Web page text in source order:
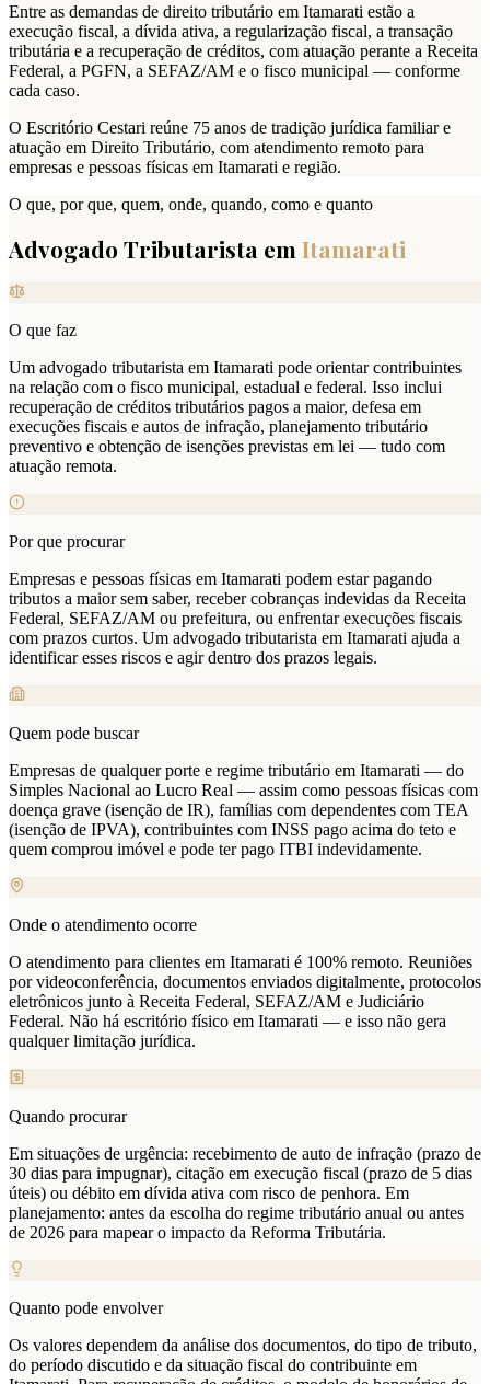
Entre as demandas de direito tributário em Itamarati estão a
execução fiscal, a dívida ativa, a regularização fiscal, a transação
tributária e a recuperação de créditos, com atuação perante a Receita
Federal, a PGFN, a SEFAZ/AM e o fisco municipal — conforme
cada caso.
O Escritório Cestari reúne 75 anos de tradição jurídica familiar e
atuação em Direito Tributário, com atendimento remoto para
empresas e pessoas físicas em Itamarati e região.
O que, por que, quem, onde, quando, como e quanto
Advogado Tributarista em Itamarati
O que faz
Um advogado tributarista em Itamarati pode orientar contribuintes
na relação com o fisco municipal, estadual e federal. Isso inclui
recuperação de créditos tributários pagos a maior, defesa em
execuções fiscais e autos de infração, planejamento tributário
preventivo e obtenção de isenções previstas em lei — tudo com
atuação remota.
Por que procurar
Empresas e pessoas físicas em Itamarati podem estar pagando
tributos a maior sem saber, receber cobranças indevidas da Receita
Federal, SEFAZ/AM ou prefeitura, ou enfrentar execuções fiscais
com prazos curtos. Um advogado tributarista em Itamarati ajuda a
identificar esses riscos e agir dentro dos prazos legais.
Quem pode buscar
Empresas de qualquer porte e regime tributário em Itamarati — do
Simples Nacional ao Lucro Real — assim como pessoas físicas com
doença grave (isenção de IR), famílias com dependentes com TEA
(isenção de IPVA), contribuintes com INSS pago acima do teto e
quem comprou imóvel e pode ter pago ITBI indevidamente.
Onde o atendimento ocorre
O atendimento para clientes em Itamarati é 100% remoto. Reuniões
por videoconferência, documentos enviados digitalmente, protocolos
eletrônicos junto à Receita Federal, SEFAZ/AM e Judiciário
Federal. Não há escritório físico em Itamarati — e isso não gera
qualquer limitação jurídica.
Quando procurar
Em situações de urgência: recebimento de auto de infração (prazo de
30 dias para impugnar), citação em execução fiscal (prazo de 5 dias
úteis) ou débito em dívida ativa com risco de penhora. Em
planejamento: antes da escolha do regime tributário anual ou antes
de 2026 para mapear o impacto da Reforma Tributária.
Quanto pode envolver
Os valores dependem da análise dos documentos, do tipo de tributo,
do período discutido e da situação fiscal do contribuinte em